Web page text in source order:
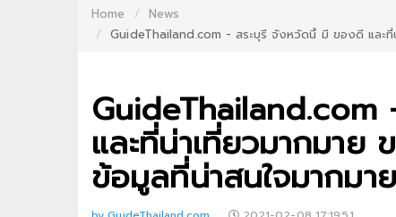
CONTACT
RECOMMEND
Home
News
GuideThailand.com - สระบุรี จังหวัดนี้ มี ของดี และ
และที่น่าเที่ยวมากมา
ข้อมูลที่น่าสนใจมากมาย